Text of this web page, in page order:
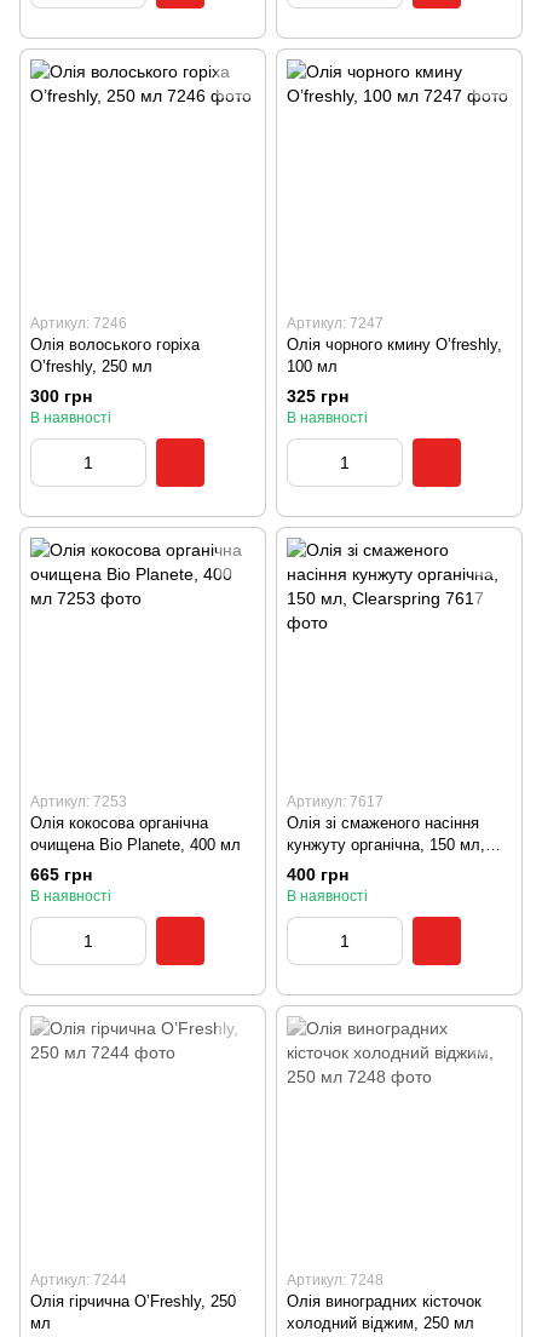
Артикул: 7246
Олія волоського горіха
O’freshly, 250 мл
300 грн
В наявності
Артикул: 7247
Олія чорного кмину O’freshly,
100 мл
325 грн
В наявності
Артикул: 7253
Олія кокосова органічна
очищена Bio Planete, 400 мл
665 грн
В наявності
Артикул: 7617
Олія зі смаженого насіння
кунжуту органічна, 150 мл,
Clearspring
400 грн
В наявності
Артикул: 7244
Олія гірчична O’Freshly, 250
мл
Артикул: 7248
Олія виноградних кісточок
холодний віджим, 250 мл